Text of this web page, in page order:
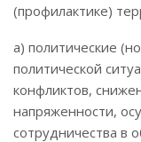
(профилактике)
а) политические
политической
конфликтов,
напряженности,
сотрудничества в